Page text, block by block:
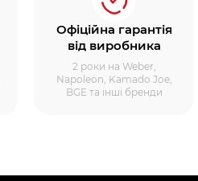
Офіційна гарантія
від виробника
2 роки на Weber,
Napoleon, Kamado Joe,
BGE та інші бренди